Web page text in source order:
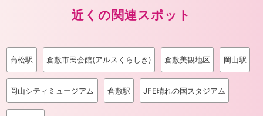
近くの関連スポット
高松駅 倉敷市民会館(アルスくらしき) 倉敷美観地区 岡山駅
岡山シティミュージアム 倉敷駅 JFE晴れの国スタジアム